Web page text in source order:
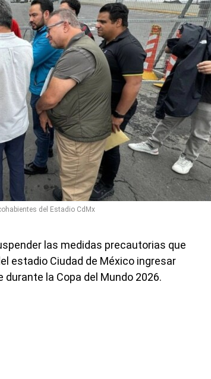
del Estadio CdMx
las medidas precautorias que
estadio Ciudad de México ingresar
la Copa del Mundo 2026.